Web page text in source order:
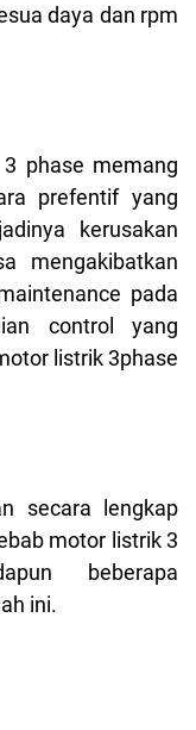
daya dan rpm
phase memang
prefentif yang
kerusakan
mengakibatkan
pada
control yang
listrik 3phase
secara lengkap
motor listrik 3
beberapa
ini.